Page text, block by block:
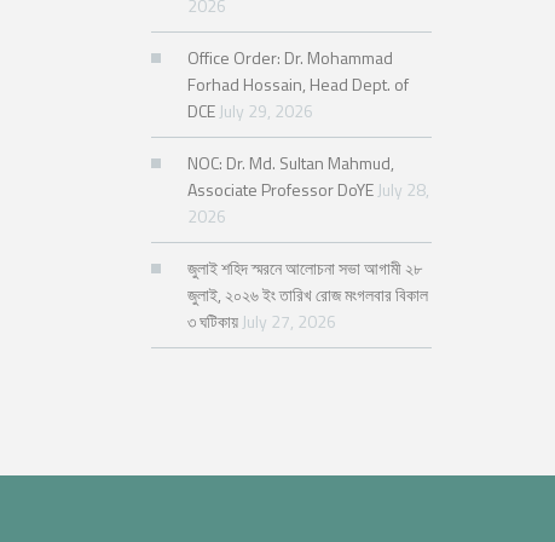
2026
Office Order: Dr. Mohammad
Forhad Hossain, Head Dept. of
DCE July 29, 2026
NOC: Dr. Md. Sultan Mahmud,
Associate Professor DoYE July 28,
2026
জুলাই শহিদ স্মরনে আলোচনা সভা আগামী ২৮
জুলাই, ২০২৬ ইং তারিখ রোজ মংগলবার বিকাল
৩ ঘটিকায় July 27, 2026